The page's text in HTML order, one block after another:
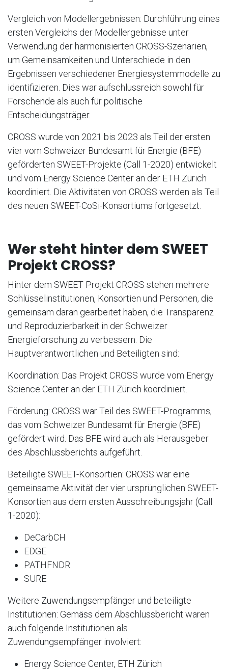
Vergleich von Modellergebnissen: Durchführung eines
ersten Vergleichs der Modellergebnisse unter
Verwendung der harmonisierten CROSS-Szenarien,
um Gemeinsamkeiten und Unterschiede in den
Ergebnissen verschiedener Energiesystemmodelle zu
identifizieren. Dies war aufschlussreich sowohl für
Forschende als auch für politische
Entscheidungsträger.
CROSS wurde von 2021 bis 2023 als Teil der ersten
vier vom Schweizer Bundesamt für Energie (BFE)
geförderten SWEET-Projekte (Call 1-2020) entwickelt
und vom Energy Science Center an der ETH Zürich
koordiniert. Die Aktivitäten von CROSS werden als Teil
des neuen SWEET-CoSi-Konsortiums fortgesetzt.
Wer steht hinter dem SWEET
Projekt CROSS?
Hinter dem SWEET Projekt CROSS stehen mehrere
Schlüsselinstitutionen, Konsortien und Personen, die
gemeinsam daran gearbeitet haben, die Transparenz
und Reproduzierbarkeit in der Schweizer
Energieforschung zu verbessern. Die
Hauptverantwortlichen und Beteiligten sind:
Koordination: Das Projekt CROSS wurde vom Energy
Science Center an der ETH Zürich koordiniert.
Förderung: CROSS war Teil des SWEET-Programms,
das vom Schweizer Bundesamt für Energie (BFE)
gefördert wird. Das BFE wird auch als Herausgeber
des Abschlussberichts aufgeführt.
Beteiligte SWEET-Konsortien: CROSS war eine
gemeinsame Aktivität der vier ursprünglichen SWEET-
Konsortien aus dem ersten Ausschreibungsjahr (Call
1-2020):
DeCarbCH
EDGE
PATHFNDR
SURE
Weitere Zuwendungsempfänger und beteiligte
Institutionen: Gemäss dem Abschlussbericht waren
auch folgende Institutionen als
Zuwendungsempfänger involviert:
Energy Science Center, ETH Zürich